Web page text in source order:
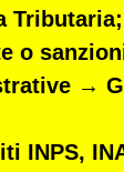
Tributaria;
o
→
INPS,